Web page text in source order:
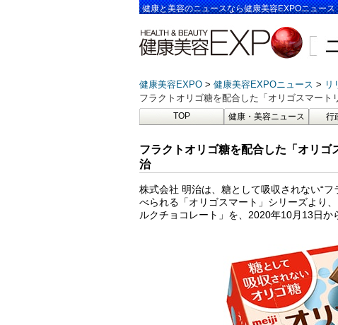
健康と美容のニュースなら健康美容EXPOニュース
健康美容EXPO 健康美容EXPOニュース リ
フラクトオリゴ糖を配合した「オリゴスマー
TOP 健康・美容ニュース 行
フラクトオリゴ糖を配合した「オリゴ
治
株式会社 明治は、糖として吸収されない“
べられる「オリゴスマート」シリーズより
ルクチョコレート」を、2020年10月13日か